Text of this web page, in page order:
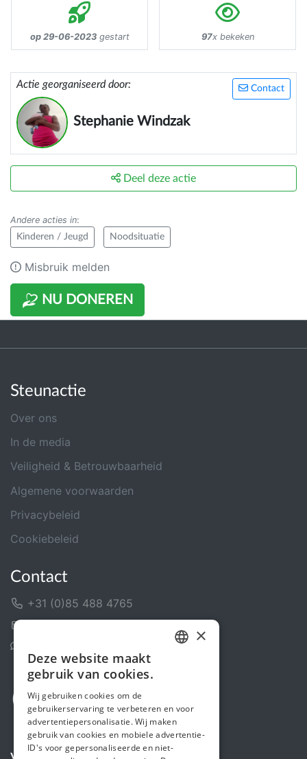
op 29-06-2023gestart 97x bekeken
Contact
Actie georganiseerd door:
Stephanie Windzak
NU DONEREN
Deel deze actie
Andere acties in:
Kinderen / Jeugd Noodsituatie
Misbruik melden
Steunactie
Over ons
In de media
Veiligheid & Betrouwbaarheid
Algemene voorwaarden
Privacybeleid
Cookiebeleid
Contact
+31 (0)85 488 4765
ENGLISH
×
Deze website maakt
gebruik van cookies.
Wij gebruiken cookies om de
gebruikerservaring te verbeteren en voor
advertentiepersonalisatie. Wij maken
gebruik van cookies en mobiele advertentie-
ID's voor gepersonaliseerde en niet-